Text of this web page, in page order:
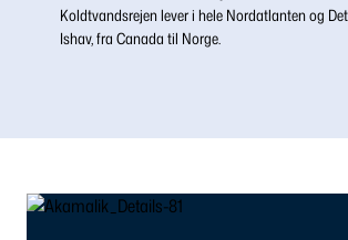
Koldtvandsrejen lever i hele Nordatlanten og
Ishav, fra Canada til Norge.